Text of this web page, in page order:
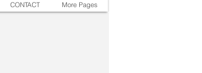
CONTACT More Pages